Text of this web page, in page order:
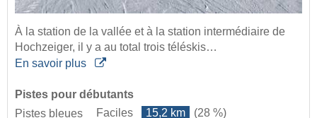
À la station de la vallée et à la station intermédiaire de
Hochzeiger, il y a au total trois téléskis…
En savoir plus
Pistes pour débutants
Pistes bleues
Faciles 15,2 km
(28 %)